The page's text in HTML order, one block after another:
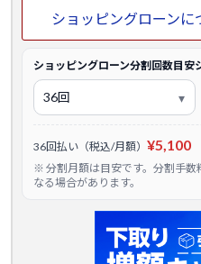
ショッピングローン
ショッピングローン分割回数目安
36回払い（税込/月額） ¥5,100
※ 分割月額は目安です。分割手
なる場合があります。